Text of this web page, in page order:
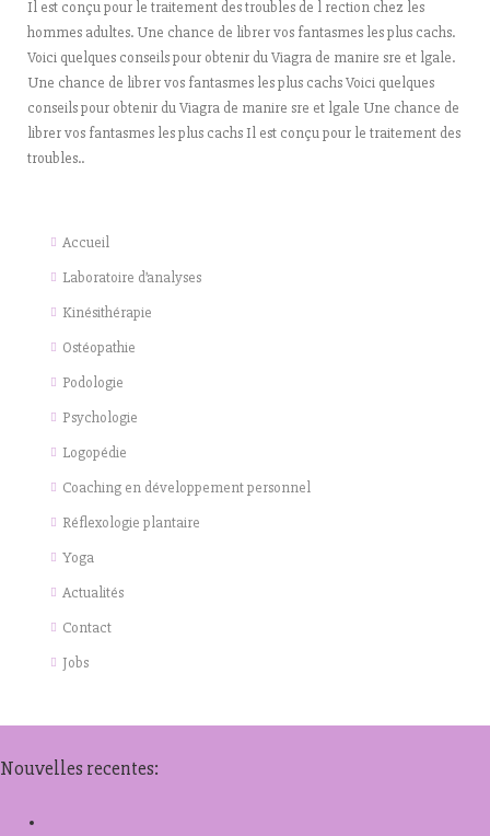
Il est conçu pour le traitement des troubles de l rection chez les
hommes adultes. Une chance de librer vos fantasmes les plus cachs.
Voici quelques conseils pour obtenir du Viagra de manire sre et lgale.
Une chance de librer vos fantasmes les plus cachs Voici quelques
conseils pour obtenir du Viagra de manire sre et lgale Une chance de
librer vos fantasmes les plus cachs Il est conçu pour le traitement des
troubles..
Accueil
Laboratoire d’analyses
Kinésithérapie
Ostéopathie
Podologie
Psychologie
Logopédie
Coaching en développement personnel
Réflexologie plantaire
Yoga
Actualités
Contact
Jobs
Nouvelles recentes: